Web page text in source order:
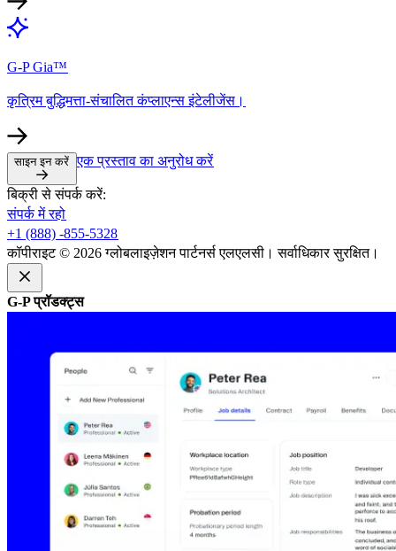
G-P Gia™​​
कृत्रिम बुद्धिमत्ता-संचालित कंप्लाएन्स इंटेलीजेंस।​​
साइन इन करें​​ एक प्रस्ताव का अनुरोध करें​​
बिक्री से संपर्क करें:​​
संपर्क में रहो​​
+1 (888) -855-5328​​
कॉपीराइट © 2026 ग्लोबलाइज़ेशन पार्टनर्स एलएलसी। सर्वाधिकार सुरक्षित।​​
G-P प्रॉडक्ट्स​​